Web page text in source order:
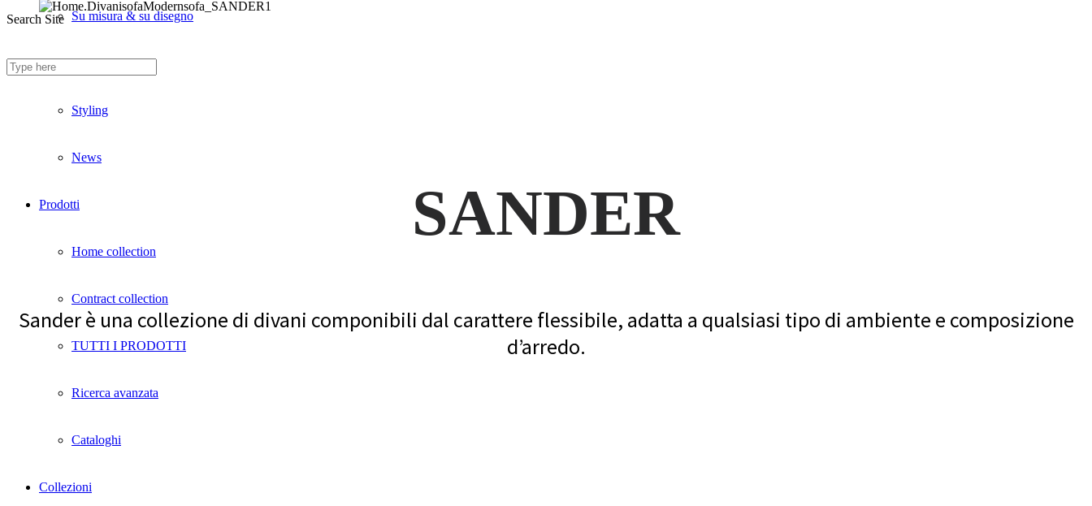
Su misura & su disegno
Divani ignifughi
Styling
News
Prodotti
Home collection
Contract collection
TUTTI I PRODOTTI
Ricerca avanzata
Cataloghi
Collezioni
Search Site
SANDER
Sander è una collezione di divani componibili dal carattere flessibile, adatta a qualsiasi tipo di ambiente e composizione
d’arredo.